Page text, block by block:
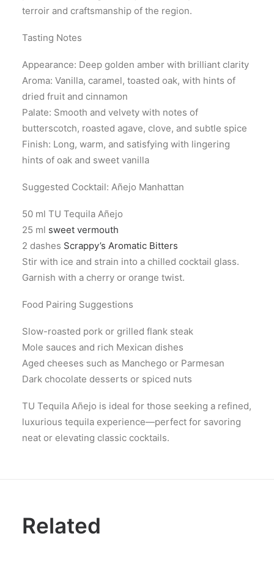
terroir and craftsmanship of the region.
Tasting Notes
Appearance: Deep golden amber with brilliant clarity
Aroma: Vanilla, caramel, toasted oak, with hints of
dried fruit and cinnamon
Palate: Smooth and velvety with notes of
butterscotch, roasted agave, clove, and subtle spice
Finish: Long, warm, and satisfying with lingering
hints of oak and sweet vanilla
Suggested Cocktail: Añejo Manhattan
50 ml TU Tequila Añejo
25 ml sweet vermouth
2 dashes Scrappy’s Aromatic Bitters
Stir with ice and strain into a chilled cocktail glass.
Garnish with a cherry or orange twist.
Food Pairing Suggestions
Slow-roasted pork or grilled flank steak
Mole sauces and rich Mexican dishes
Aged cheeses such as Manchego or Parmesan
Dark chocolate desserts or spiced nuts
TU Tequila Añejo is ideal for those seeking a refined,
luxurious tequila experience—perfect for savoring
neat or elevating classic cocktails.
Related